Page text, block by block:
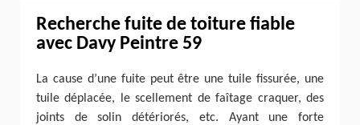
Recherche fuite de toiture fiable
avec Davy Peintre 59
La cause d’une fuite peut être une tuile fissurée, une
tuile déplacée, le scellement de faîtage craquer, des
joints de solin détériorés, etc. Ayant une forte